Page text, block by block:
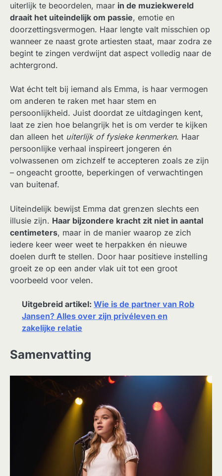
uiterlijk te beoordelen, maar in de muziekwereld
draait het uiteindelijk om passie, emotie en
doorzettingsvermogen. Haar lengte valt misschien op
wanneer ze naast grote artiesten staat, maar zodra ze
begint te zingen verdwijnt dat aspect volledig naar de
achtergrond.
Wat écht telt bij iemand als Emma, is haar vermogen
om anderen te raken met haar stem en
persoonlijkheid. Juist doordat ze uitdagingen kent,
laat ze zien hoe belangrijk het is om verder te kijken
dan alleen het uiterlijk of fysieke kenmerken. Haar
persoonlijke verhaal inspireert jongeren én
volwassenen om zichzelf te accepteren zoals ze zijn
– ongeacht grootte, beperkingen of verwachtingen
van buitenaf.
Uiteindelijk bewijst Emma dat grenzen slechts een
illusie zijn. Haar bijzondere kracht zit niet in aantal
centimeters, maar in de manier waarop ze zich
iedere keer weer weet te herpakken én nieuwe
doelen durft te stellen. Door haar positieve instelling
groeit ze op een ander vlak uit tot een groot
voorbeeld voor velen.
Uitgebreid artikel: Wie is de partner van Rob
Jansen? Alles over zijn privéleven en
zakelijke relatie
Samenvatting